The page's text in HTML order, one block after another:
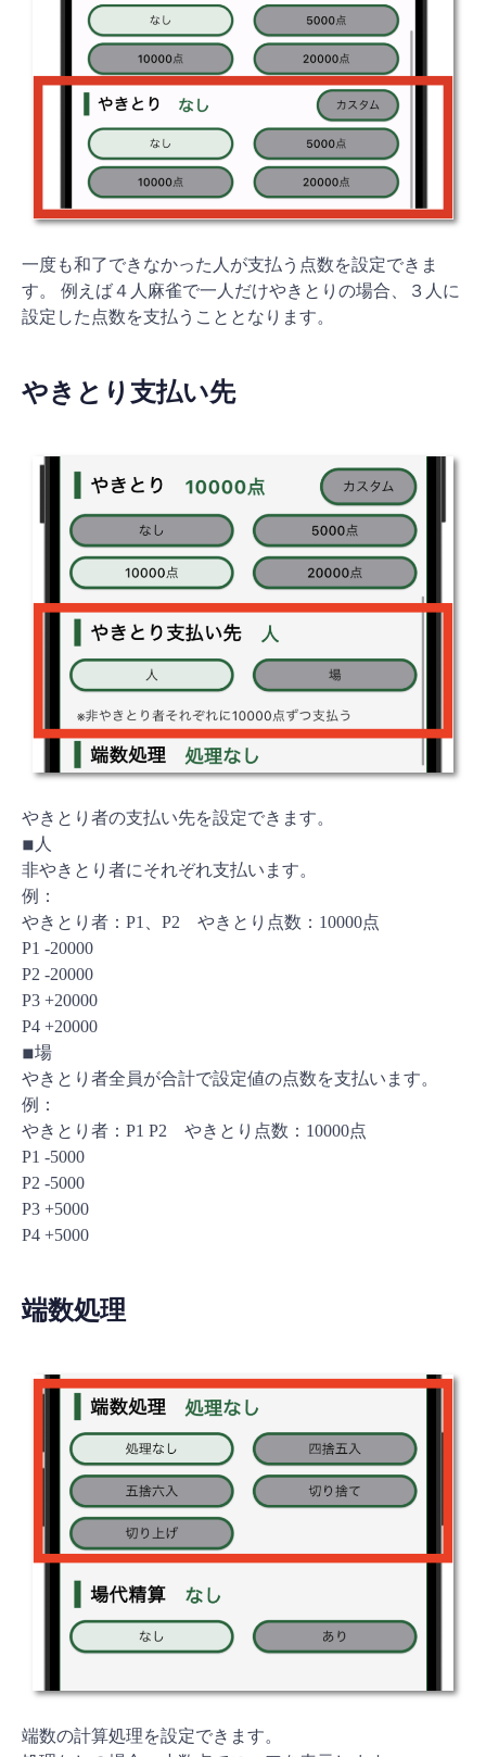
一度も和了できなかった人が支払う点数を設定できま
す。 例えば４人麻雀で一人だけやきとりの場合、３人に
設定した点数を支払うこととなります。
やきとり支払い先
やきとり者の支払い先を設定できます。
◾︎人
非やきとり者にそれぞれ支払います。
例：
やきとり者：P1、P2 やきとり点数：10000点
P1 -20000
P2 -20000
P3 +20000
P4 +20000
◾︎場
やきとり者全員が合計で設定値の点数を支払います。
例：
やきとり者：P1 P2 やきとり点数：10000点
P1 -5000
P2 -5000
P3 +5000
P4 +5000
端数処理
端数の計算処理を設定できます。